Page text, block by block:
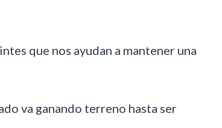
que nos ayudan a mantener una
va ganando terreno hasta ser